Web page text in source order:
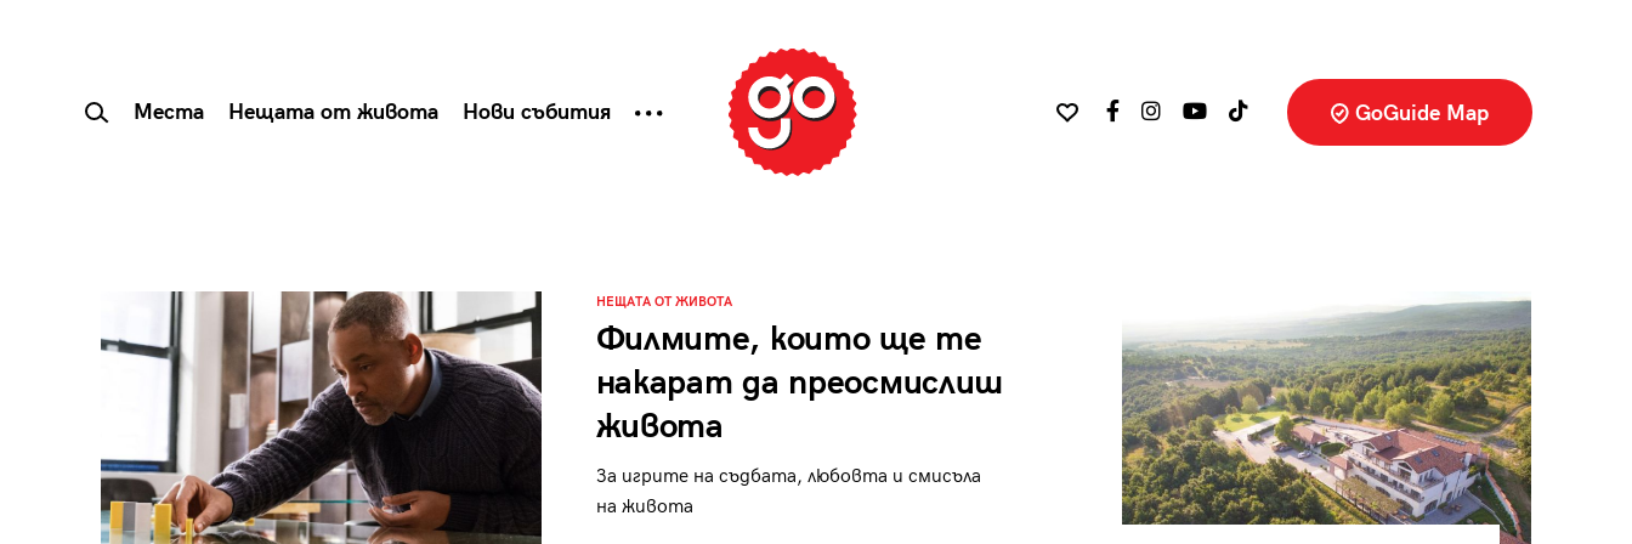
Места Нещата от живота Нови събития GoGuide Map
НЕЩАТА ОТ ЖИВОТА
Филмите, които ще те
накарат да преосмислиш
живота
За игрите на съдбата, любовта и смисъла
на живота